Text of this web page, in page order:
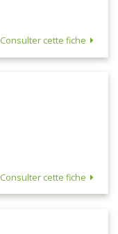
Consulter cette fiche
Consulter cette fiche